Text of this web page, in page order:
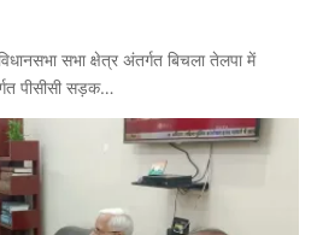
सभा क्षेत्र अंतर्गत बिचला तेलपा में
पीसीसी सड़क…